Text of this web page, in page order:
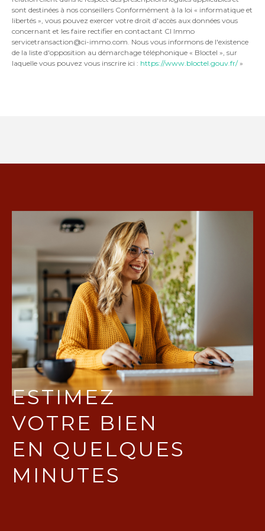
sont destinées à nos conseillers Conformément à la loi « informatique et
libertés », vous pouvez exercer votre droit d'accès aux données vous
concernant et les faire rectifier en contactant CI Immo
servicetransaction@ci-immo.com. Nous vous informons de l'existence
de la liste d'opposition au démarchage téléphonique « Bloctel », sur
laquelle vous pouvez vous inscrire ici : https://www.bloctel.gouv.fr/»
ESTIMEZ
VOTRE BIEN
EN QUELQUES
MINUTES